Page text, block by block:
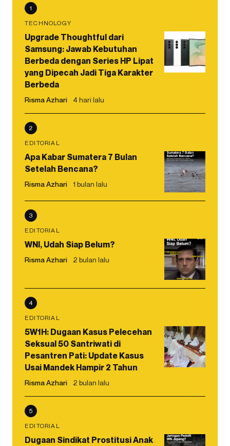
1
TECHNOLOGY
Upgrade Thoughtful dari
Samsung: Jawab Kebutuhan
Berbeda dengan Series HP Lipat
yang Dipecah Jadi Tiga Karakter
Berbeda
Risma Azhari 4 hari lalu
2
EDITORIAL
Apa Kabar Sumatera 7 Bulan
Setelah Bencana?
Risma Azhari 1 bulan lalu
3
EDITORIAL
WNI, Udah Siap Belum?
Risma Azhari 2 bulan lalu
4
EDITORIAL
5W1H: Dugaan Kasus Pelecehan
Seksual 50 Santriwati di
Pesantren Pati: Update Kasus
Usai Mandek Hampir 2 Tahun
Risma Azhari 2 bulan lalu
5
EDITORIAL
Dugaan Sindikat Prostitusi Anak